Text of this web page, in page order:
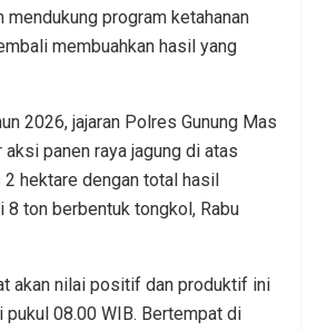
mendukung program ketahanan
membuahkan hasil yang
2026, jajaran Polres Gunung Mas
panen raya jagung di atas
hektare dengan total hasil
8 ton berbentuk tongkol, Rabu
akan nilai positif dan produktif ini
pukul 08.00 WIB. Bertempat di